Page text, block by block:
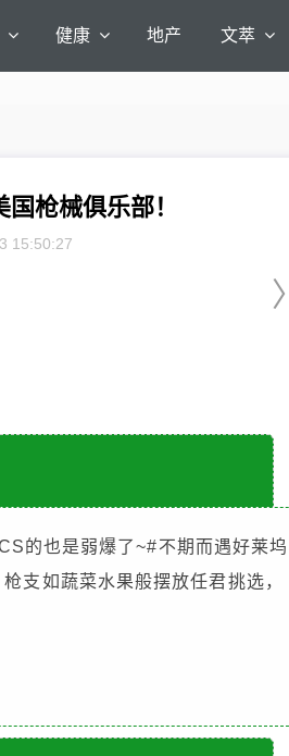
健康 地产 文萃
枪械俱乐部！
15:50:27
〉
的也是弱爆了~#不期而遇好莱坞
支如蔬菜水果般摆放任君挑选，